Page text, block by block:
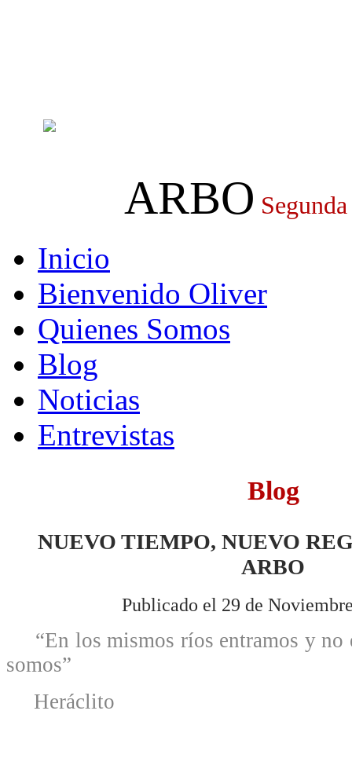
ARBO
Inicio
Bienvenido Oliver
Quienes Somos
Blog
Noticias
Entrevistas
Blog
NUEVO TIEMPO, NUEVO
ARBO
Publicado el 29 de
“En los mismos ríos entramos y no
somos”
Heráclito